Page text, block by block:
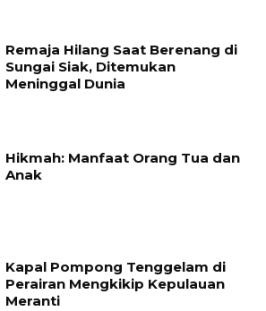
Remaja Hilang Saat Berenang di
Sungai Siak, Ditemukan
Meninggal Dunia
Hikmah: Manfaat Orang Tua dan
Anak
Kapal Pompong Tenggelam di
Perairan Mengkikip Kepulauan
Meranti